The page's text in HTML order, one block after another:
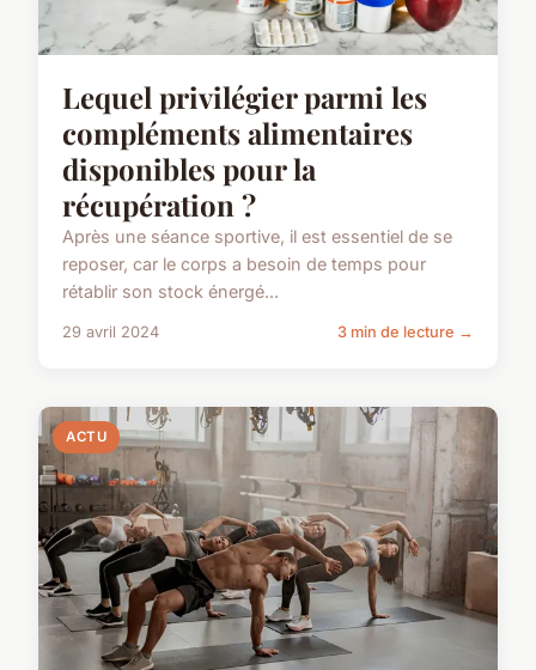
Lequel privilégier parmi les
compléments alimentaires
disponibles pour la
récupération ?
Après une séance sportive, il est essentiel de se
reposer, car le corps a besoin de temps pour
rétablir son stock énergé...
29 avril 2024 3 min de lecture →
ACTU